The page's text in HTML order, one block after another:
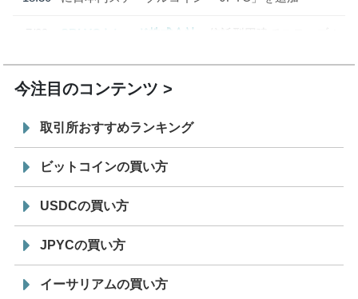
7/29
SBI VCトレード株式会社
信託型円建てステーブル
今注目のコンテンツ
取引所おすすめランキング
ビットコインの買い方
USDCの買い方
JPYCの買い方
イーサリアムの買い方